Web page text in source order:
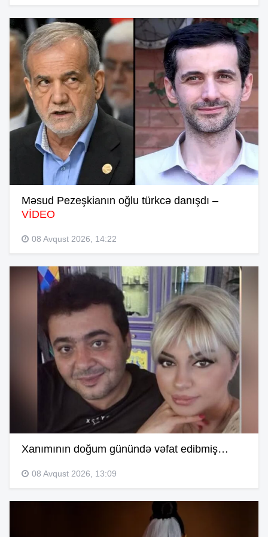
Məsud Pezeşkianın oğlu türkcə danışdı –
VİDEO
08 Avqust 2026, 14:22
Xanımının doğum günündə vəfat edibmiş…
08 Avqust 2026, 13:09